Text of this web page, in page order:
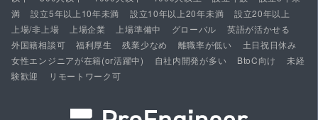
満
設立5年以上10年未満 設立10年以上20年未満
設立20年以上
上場/非上場
上場企業 上場準備中 グローバル
英語が活かせる
外国籍相談可
福利厚生 残業少なめ 離職率が低い
土日祝日休み
女性エンジニアが在籍(or活躍中)
自社内開発が多い BtoC向け
未経
験歓迎
リモートワーク可